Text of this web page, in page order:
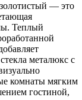
— это
Теплый
металюкс с
комнаты мягким
гостиной,